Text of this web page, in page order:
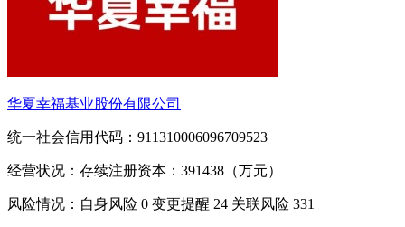
华夏幸福基业股份有限公司
统一社会信用代码：911310006096709523
经营状况：存续注册资本：391438（万元）
风险情况：自身风险 0 变更提醒 24 关联风险 331